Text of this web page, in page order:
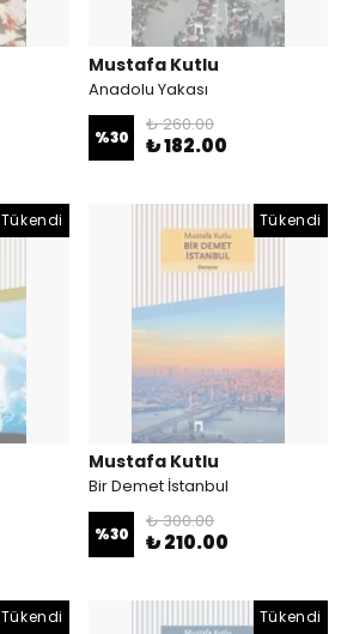
Mustafa Kutlu
Anadolu Yakası
%30
₺ 260.00
₺ 182.00
Tükendi Tükendi
Mustafa Kutlu
Bir Demet İstanbul
%30
₺ 300.00
₺ 210.00
Tükendi Tükendi